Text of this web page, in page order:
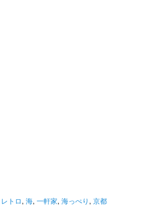
レトロ, 海, 一軒家, 海っぺり , 京都